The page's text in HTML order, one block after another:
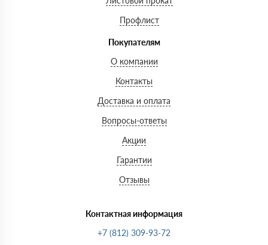
Профлист
Покупателям
О компании
Контакты
Доставка и оплата
Вопросы-ответы
Акции
Гарантии
Отзывы
Контактная информация
+7 (812) 309-93-72